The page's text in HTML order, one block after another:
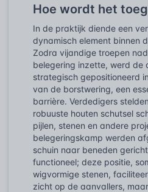
Hoe wordt het
In de praktijk diende een
dynamisch element binnen
Zodra vijandige troepen
belegering inzette, werd de
strategisch gepositioneerd
van de borstwering, een
barrière. Verdedigers
robuuste houten schutsel
pijlen, stenen en andere
belegeringskamp werden
schuin naar beneden
functioneel; deze positie,
wigvormige stenen,
zicht op de aanvallers,